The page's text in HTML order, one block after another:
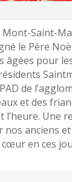
Mont-Saint-
le Père
âgées pour
de
et des
l’heure. Une
nos anciens
cœur en ces